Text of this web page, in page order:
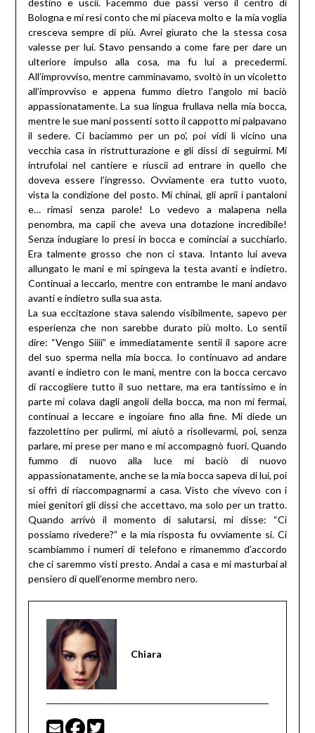
Bologna e mi resi conto che mi piaceva molto e la mia voglia
cresceva sempre di più. Avrei giurato che la stessa cosa
valesse per lui. Stavo pensando a come fare per dare un
ulteriore impulso alla cosa, ma fu lui a precedermi.
All’improvviso, mentre camminavamo, svoltò in un vicoletto
all’improvviso e appena fummo dietro l’angolo mi baciò
appassionatamente. La sua lingua frullava nella mia bocca,
mentre le sue mani possenti sotto il cappotto mi palpavano
il sedere. Ci baciammo per un po’, poi vidi lì vicino una
vecchia casa in ristrutturazione e gli dissi di seguirmi. Mi
intrufolai nel cantiere e riuscii ad entrare in quello che
doveva essere l’ingresso. Ovviamente era tutto vuoto,
vista la condizione del posto. Mi chinai, gli aprii i pantaloni
e… rimasi senza parole! Lo vedevo a malapena nella
penombra, ma capii che aveva una dotazione incredibile!
Senza indugiare lo presi in bocca e cominciai a succhiarlo.
Era talmente grosso che non ci stava. Intanto lui aveva
allungato le mani e mi spingeva la testa avanti e indietro.
Continuai a leccarlo, mentre con entrambe le mani andavo
avanti e indietro sulla sua asta.
La sua eccitazione stava salendo visibilmente, sapevo per
esperienza che non sarebbe durato più molto. Lo sentii
dire: “Vengo Siiii” e immediatamente sentii il sapore acre
del suo sperma nella mia bocca. Io continuavo ad andare
avanti e indietro con le mani, mentre con la bocca cercavo
di raccogliere tutto il suo nettare, ma era tantissimo e in
parte mi colava dagli angoli della bocca, ma non mi fermai,
continuai a leccare e ingoiare fino alla fine. Mi diede un
fazzolettino per pulirmi, mi aiutò a risollevarmi, poi, senza
parlare, mi prese per mano e mi accompagnò fuori. Quando
fummo di nuovo alla luce mi baciò di nuovo
appassionatamente, anche se la mia bocca sapeva di lui, poi
si offrì di riaccompagnarmi a casa. Visto che vivevo con i
miei genitori gli dissi che accettavo, ma solo per un tratto.
Quando arrivò il momento di salutarsi, mi disse: “Ci
possiamo rivedere?” e la mia risposta fu ovviamente si. Ci
scambiammo i numeri di telefono e rimanemmo d’accordo
che ci saremmo visti presto. Andai a casa e mi masturbai al
pensiero di quell’enorme membro nero.
Chiara